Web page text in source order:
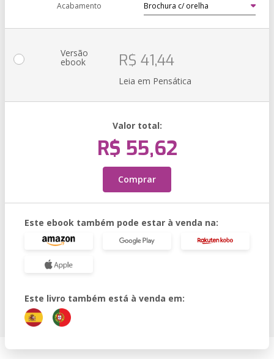
Acabamento
Versão
ebook R$ 41,44
Leia em Pensática
Valor total:
R$ 55,62
Comprar
Este ebook também pode estar à venda na:
Este livro também está à venda em: